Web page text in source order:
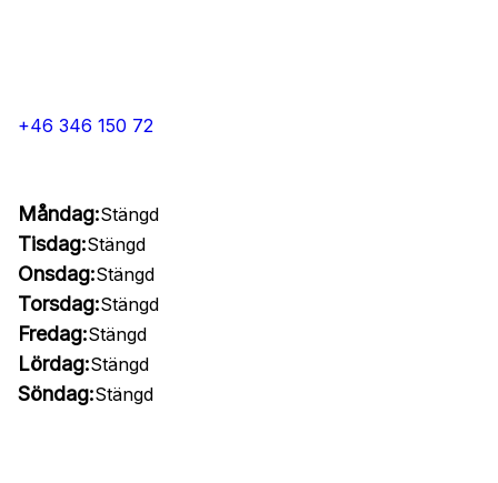
+46 346 150 72
Måndag:Stängd
Tisdag:Stängd
Onsdag:Stängd
Torsdag:Stängd
Fredag:Stängd
Lördag:Stängd
Söndag:Stängd